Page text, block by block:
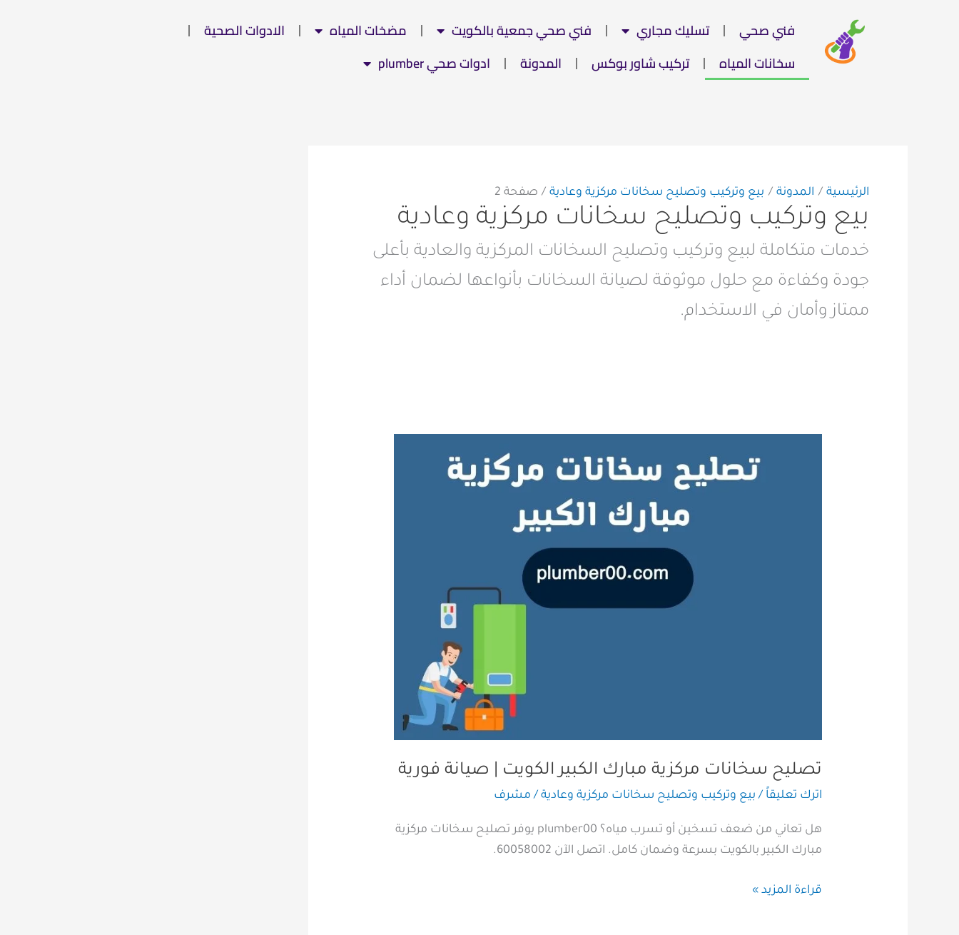
فني صحي تسليك مجاري فني صحي جمعية بالكويت مضخات المياه
الادوات الصحية
سخانات المياه
تركيب شاور بوكس المدونة ادوات صحي plumber
الرئيسية المدونة بيع وتركيب وتصليح سخانات مركزية وعادية صفحة 2
بيع وتركيب وتصليح سخانات مركزية وعادية
خدمات متكاملة لبيع وتركيب وتصليح السخانات المركزية والعادية بأعلى
جودة وكفاءة مع حلول موثوقة لصيانة السخانات بأنواعها لضمان أداء
ممتاز وأمان في الاستخدام.
تصليح سخانات مركزية مبارك الكبير الكويت | صيانة فورية
اترك تعليقاً / بيع وتركيب وتصليح سخانات مركزية وعادية / مشرف
هل تعاني من ضعف تسخين أو تسرب مياه؟ plumber00 يوفر تصليح سخانات مركزية
مبارك الكبير بالكويت بسرعة وضمان كامل. اتصل الآن 60058002.
قراءة المزيد »